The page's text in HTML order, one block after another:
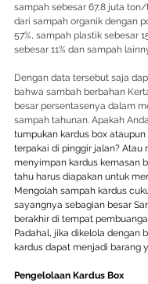
sampah sebesar 67,8 juta
dari sampah organik dengan
57%, sampah plastik sebesar
sebesar 11% dan sampah
Dengan data tersebut saja
bahwa sambah berbahan
besar persentasenya dalam
sampah tahunan. Apakah
tumpukan kardus box
terpakai di pinggir jalan? Atau
menyimpan kardus kemasan
tahu harus diapakan untuk
Mengolah sampah kardus
sayangnya sebagian besar
berakhir di tempat
Padahal, jika dikelola dengan
kardus dapat menjadi barang
Pengelolaan Kardus Box